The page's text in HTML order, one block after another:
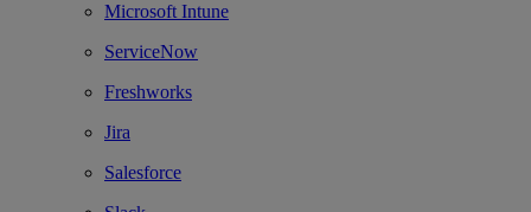
Microsoft Intune
ServiceNow
Freshworks
Jira
Salesforce